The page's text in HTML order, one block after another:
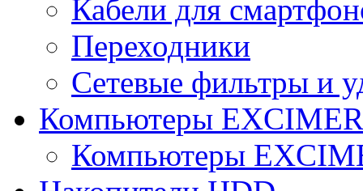
Кабели для
Переходники
Сетевые фильтры и
Компьютеры
Компьютеры